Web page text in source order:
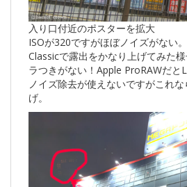
入り口付近のポスターを拡大
ISOが320ですがほぼノイズがない
Classicで露出をかなり上げてみた
ラつきがない！Apple ProRAWだ
ノイズ除去が使えないですがこれ
げ。